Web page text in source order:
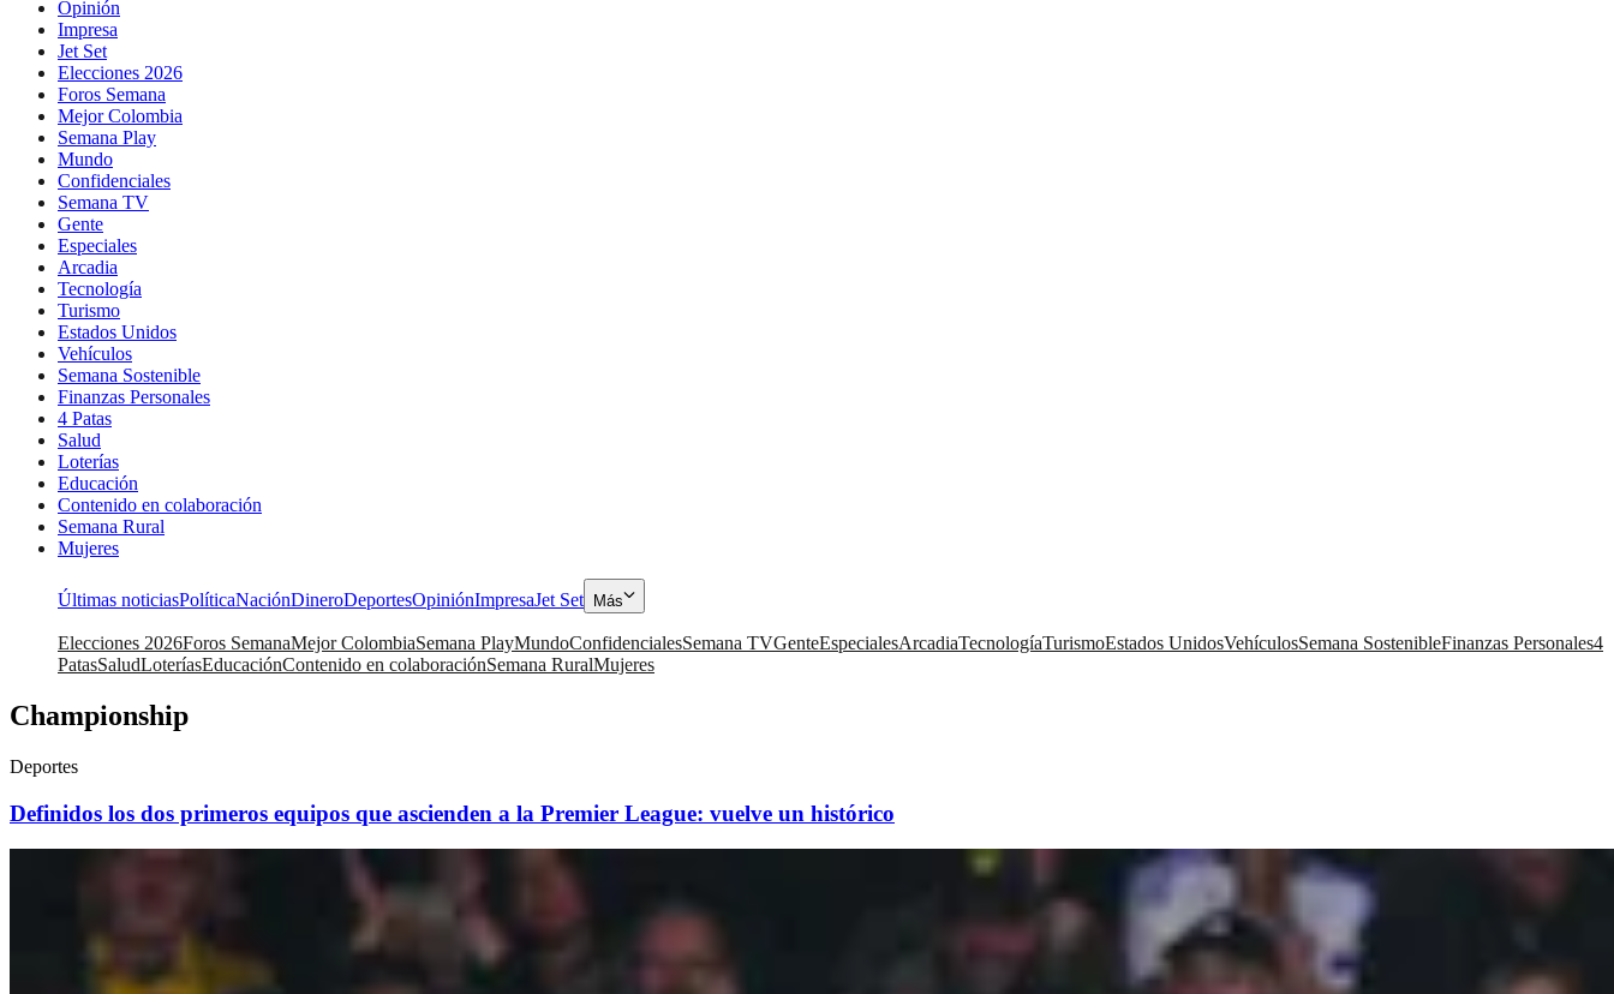
Opinión
Impresa
Jet Set
Elecciones 2026
Foros Semana
Mejor Colombia
Semana Play
Mundo
Confidenciales
Semana TV
Gente
Especiales
Arcadia
Tecnología
Turismo
Estados Unidos
Vehículos
Semana Sostenible
Finanzas Personales
4 Patas
Salud
Loterías
Educación
Contenido en colaboración
Semana Rural
Mujeres
Últimas noticiasPolíticaNaciónDineroDeportesOpiniónImpresaJet Set Más
Elecciones 2026Foros SemanaMejor ColombiaSemana PlayMundoConfidencialesSemana TVGenteEspecialesArcadiaTecnologíaTurismoEstados UnidosVehículosSemana SostenibleFinanzas Personales4
PatasSaludLoteríasEducaciónContenido en colaboraciónSemana RuralMujeres
Championship
Deportes
Definidos los dos primeros equipos que ascienden a la Premier League: vuelve un histórico